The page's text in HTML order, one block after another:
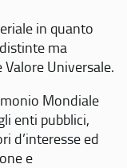
in quanto
ma
Universale.
Mondiale
enti pubblici,
d’interesse ed
e